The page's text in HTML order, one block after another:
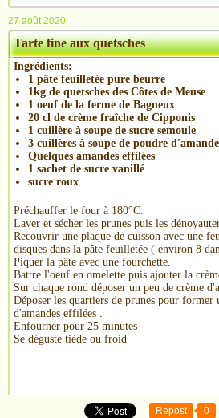
27 août 2020
Tarte fine aux quetsches
Ingrédients:
1 pâte feuilletée pure beurre
1kg de quetsches des Côtes de Meuse
1 oeuf de la ferme de Bagneux
20 cl de crème fraîche de Cipponis
1 cuillère à soupe de sucre semoule
3 cuillères à soupe de poudre
Quelques amandes effilées
1 sachet de sucre vanillé
sucre roux
Préchauffer le four à 180°C.
Laver et sécher les prunes puis les
Recouvrir une plaque de cuisson avec une
disques dans la pâte feuilletée ( environ 8
Piquer la pâte avec une fourchette.
Battre l'oeuf en omelette puis ajouter la
Sur chaque rond déposer un peu de crème
Déposer les quartiers de prunes pour
d'amandes effilées .
Enfourner pour 25 minutes
Se déguste tiède ou froid
Repost 0